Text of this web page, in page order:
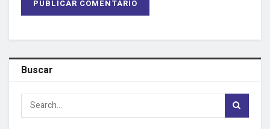
Buscar